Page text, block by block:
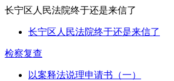
长宁区人民法院终于还是来信了
长宁区人民法院终于还是来信了
检察复查
以案释法说理申请书（一）